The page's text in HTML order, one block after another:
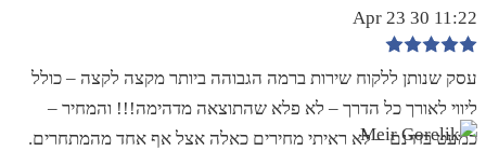
11:22 30 Apr 23
עסק שנותן ללקוח שירות ברמה הגבוהה ביותר מקצה לקצה – כולל
ליווי לאורך כל הדרך – לא פלא שהתוצאה מדהימה!!! והמחיר –
כמעט בחינם – לא ראיתי מחירים כאלה אצל אף אחד מהמתחרים.